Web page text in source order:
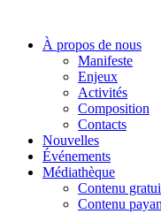
contenuÀ propos de nous
Manifeste
Enjeux
Activités
Composition
Contacts
Nouvelles
Événements
Médiathèque
Contenu
Contenu